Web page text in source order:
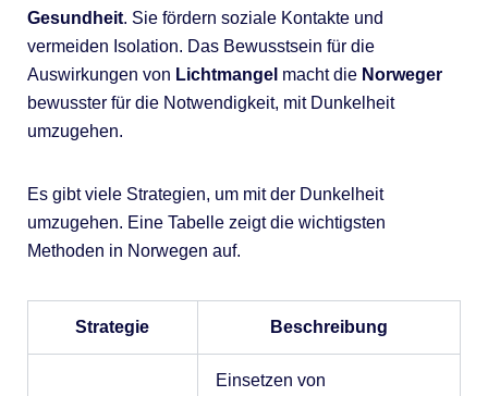
Gesundheit. Sie fördern soziale Kontakte und
vermeiden Isolation. Das Bewusstsein für die
Auswirkungen von Lichtmangel macht die Norweger
bewusster für die Notwendigkeit, mit Dunkelheit
umzugehen.
Es gibt viele Strategien, um mit der Dunkelheit
umzugehen. Eine Tabelle zeigt die wichtigsten
Methoden in Norwegen auf.
Strategie Beschreibung
Einsetzen von